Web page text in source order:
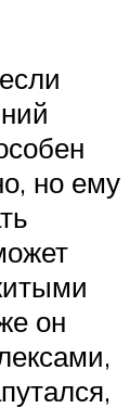
но ему
он